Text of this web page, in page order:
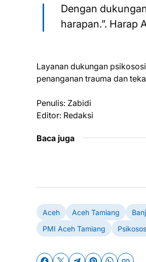
Dengan
harapan.”. Harap
Layanan dukungan
penanganan trauma dan
Penulis: Zabidi
Editor: Redaksi
Baca juga
Aceh Aceh Tamiang
PMI Aceh Tamiang